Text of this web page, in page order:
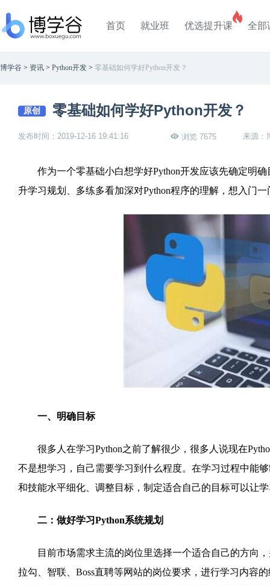
首页 就业班 优选提升课 全部
博学谷 > 资讯 > Python开发 > 零基础如何学好Python开发？
原创 零基础如何学好Python开发？
发布时间：2019-12-16 19:41:16 浏览 7675 来源：
作为一个零基础小白想学好Python开发应该先确定明确
升学习规划、多练多看加深对Python程序的理解，想入门
一、明确目标
很多人在学习Python之前了解很少，很多人说现在
不是想学习，自己需要学习到什么程度。在学习过程中能
和技能水平细化、调整目标，制定适合自己的目标可以让
二：做好学习Python系统规划
目前市场需求主流的岗位里选择一个适合自己的方向，
拉勾、智联、Boss直聘等网站的岗位要求，进行学习内容